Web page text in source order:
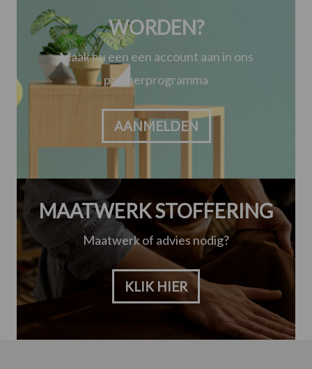
WORDEN?
Maak nu een een account aan in ons
partnerprogramma
AANMELDEN
MAATWERK STOFFERING
Maatwerk of advies nodig?
KLIK HIER